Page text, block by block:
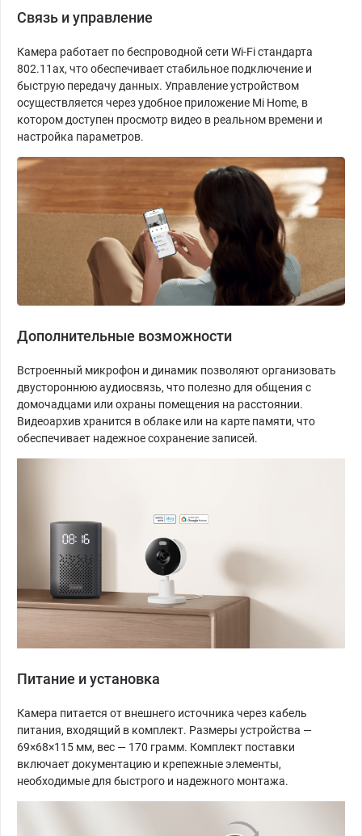
Связь и управление
Камера работает по беспроводной сети Wi-Fi стандарта
802.11ax, что обеспечивает стабильное подключение и
быструю передачу данных. Управление устройством
осуществляется через удобное приложение Mi Home, в
котором доступен просмотр видео в реальном времени и
настройка параметров.
Дополнительные возможности
Встроенный микрофон и динамик позволяют организовать
двустороннюю аудиосвязь, что полезно для общения с
домочадцами или охраны помещения на расстоянии.
Видеоархив хранится в облаке или на карте памяти, что
обеспечивает надежное сохранение записей.
Питание и установка
Камера питается от внешнего источника через кабель
питания, входящий в комплект. Размеры устройства —
69×68×115 мм, вес — 170 грамм. Комплект поставки
включает документацию и крепежные элементы,
необходимые для быстрого и надежного монтажа.